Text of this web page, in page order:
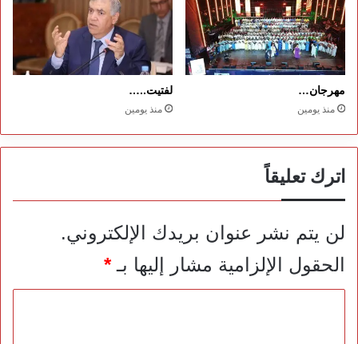
مهرجان…
منذ يومين
لفتيت..…
منذ يومين
اترك تعليقاً
لن يتم نشر عنوان بريدك الإلكتروني.
الحقول الإلزامية مشار إليها بـ*